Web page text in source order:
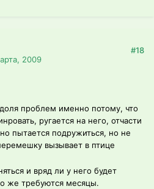
2009
#18
проблем именно потому, что
ругается на него, отчасти
пытается подружиться, но не
вызывает в птице
и вряд ли у него будет
же требуются месяцы.